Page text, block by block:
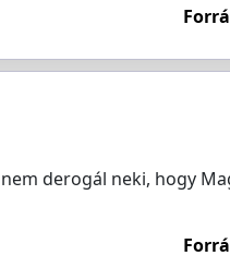
derogál neki, hogy